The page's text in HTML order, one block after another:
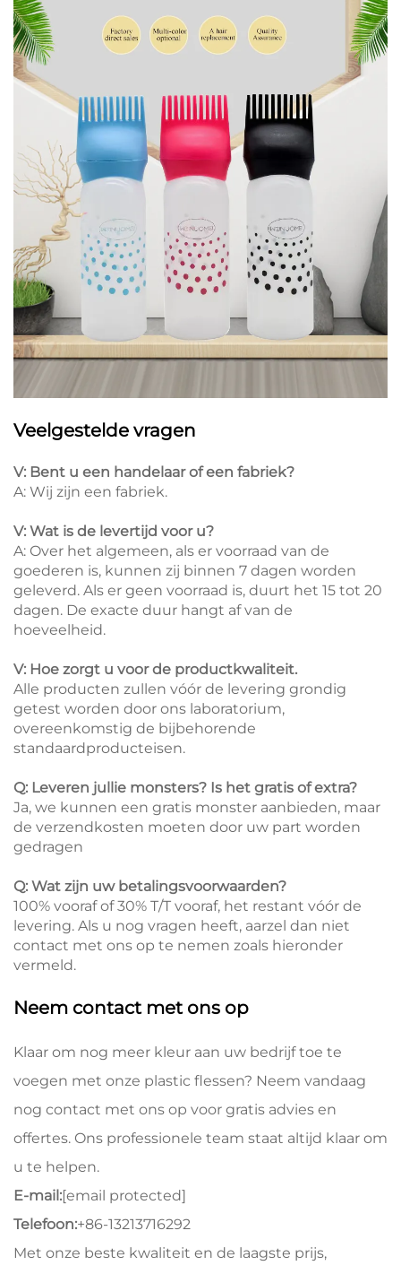
Veelgestelde vragen
V: Bent u een handelaar of een fabriek?
A: Wij zijn een fabriek.
V: Wat is de levertijd voor u?
A: Over het algemeen, als er voorraad van de
goederen is, kunnen zij binnen 7 dagen worden
geleverd. Als er geen voorraad is, duurt het 15 tot 20
dagen. De exacte duur hangt af van de
hoeveelheid.
V: Hoe zorgt u voor de productkwaliteit.
Alle producten zullen vóór de levering grondig
getest worden door ons laboratorium,
overeenkomstig de bijbehorende
standaardproducteisen.
Q: Leveren jullie monsters? Is het gratis of extra?
Ja, we kunnen een gratis monster aanbieden, maar
de verzendkosten moeten door uw part worden
gedragen
Q: Wat zijn uw betalingsvoorwaarden?
100% vooraf of 30% T/T vooraf, het restant vóór de
levering. Als u nog vragen heeft, aarzel dan niet
contact met ons op te nemen zoals hieronder
vermeld.
Neem contact met ons op
Klaar om nog meer kleur aan uw bedrijf toe te
voegen met onze plastic flessen? Neem vandaag
nog contact met ons op voor gratis advies en
offertes. Ons professionele team staat altijd klaar om
u te helpen.
E-mail:[email protected]
Telefoon:+86-13213716292
Met onze beste kwaliteit en de laagste prijs,